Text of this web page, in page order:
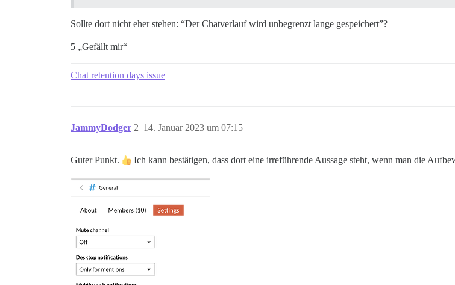
Sollte dort nicht eher stehen: “Der Chatverlauf wird unbegrenzt lange gespeichert”?
5 „Gefällt mir“
Chat retention days issue
JammyDodger 14. Januar 2023 um 07:15
2
Guter Punkt. Ich kann bestätigen, dass dort eine irreführende Aussage steht, wenn man die